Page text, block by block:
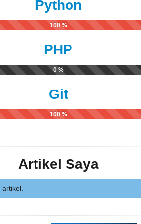
Python
100 %
PHP
0 %
Git
100 %
Artikel Saya
artikel.